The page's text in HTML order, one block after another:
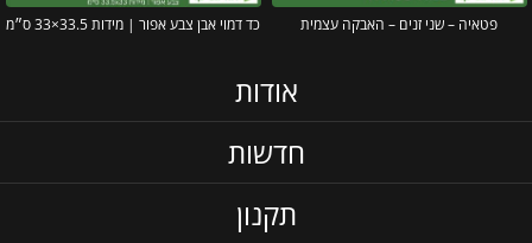
פטאיה – שני זנים – האבקה עצמית כד דמוי אבן צבע אפור | מידות 33.5×33 ס״מ
אודות
חדשות
תקנון